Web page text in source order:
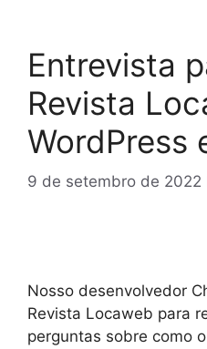
Entrevista
Revista
WordPress
9 de setembro de 2022
Nosso desenvolvedor
Revista Locaweb para
perguntas sobre como